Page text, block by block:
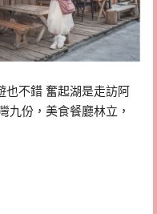
不錯 奮起湖是走訪阿
九份，美食餐廳林立，